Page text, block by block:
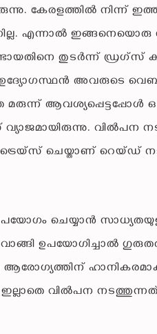
കേരളത്തില്‍ നിന്ന്
എന്നാല്‍
തുടര്‍ന്ന്
ഉദ്യോഗസ്ഥന്‍ അവരുടെ
ആവശ്യപ്പെട്ടപ്പോള്‍
വില്‍പന
ട്രെയ്‌സ് ചെയ്താണ് റെയ്ഡ്
ചെയ്യാന്‍
വാങ്ങി ഉപയോഗിച്ചാല്‍
ഇല്ലാതെ വില്‍പന